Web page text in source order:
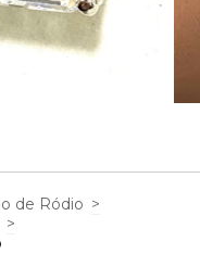
de Ródio >
>